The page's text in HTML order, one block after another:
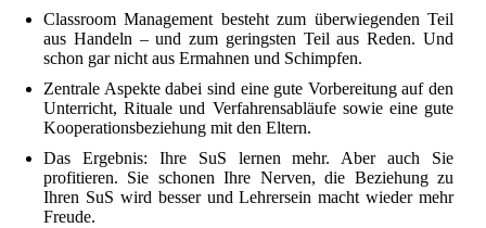
Classroom Management besteht zum überwiegenden Teil
aus Handeln – und zum geringsten Teil aus Reden. Und
schon gar nicht aus Ermahnen und Schimpfen.
Zentrale Aspekte dabei sind eine gute Vorbereitung auf den
Unterricht, Rituale und Verfahrensabläufe sowie eine gute
Kooperationsbeziehung mit den Eltern.
Das Ergebnis: Ihre SuS lernen mehr. Aber auch Sie
profitieren. Sie schonen Ihre Nerven, die Beziehung zu
Ihren SuS wird besser und Lehrersein macht wieder mehr
Freude.